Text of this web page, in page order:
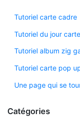
Tutoriel carte cadre
Tutoriel du jour
Tutoriel album zig
Tutoriel carte pop
Une page qui se
Catégories